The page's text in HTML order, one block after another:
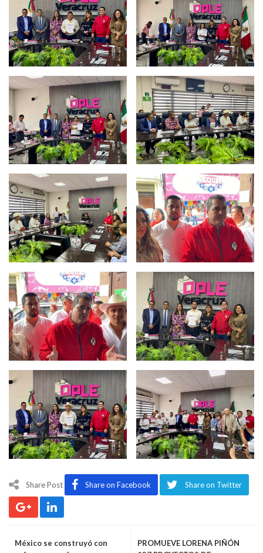
Share Post Share on Facebook Share on Twitter
México se construyó con
PROMUEVE LORENA PIÑÓN